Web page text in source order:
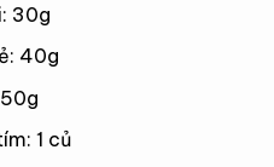
30g
40g
1 củ